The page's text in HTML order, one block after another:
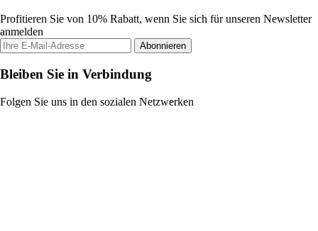
Profitieren Sie von 10% Rabatt, wenn Sie sich für unseren Newsletter
anmelden
Abonnieren
Bleiben Sie in Verbindung
Folgen Sie uns in den sozialen Netzwerken